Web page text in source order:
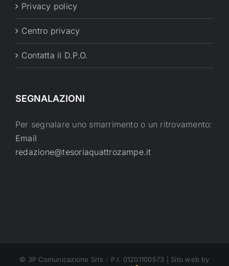
Privacy policy
Centro privacy
Contatta il D.P.O.
SEGNALAZIONI
Per segnalare uno smarrimento o un ritrovamento:
Email
redazione@tesoriaquattrozampe.it
© 3P Comunicazione Srls - P.I. 01201100573 | Sito web by